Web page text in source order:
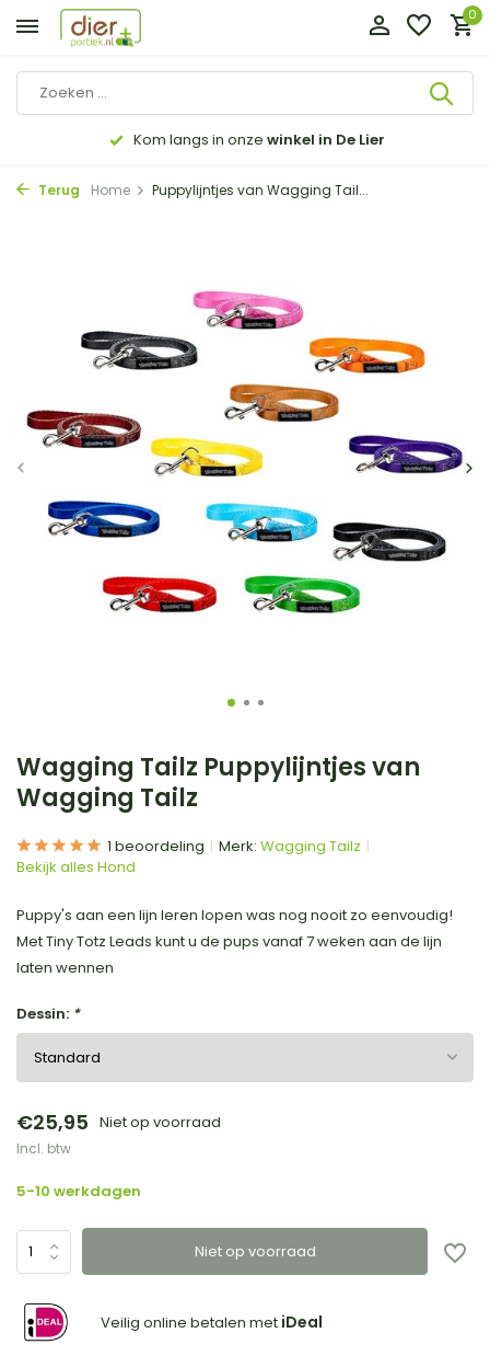
0
Kom langs in onze winkel in De Lier
Terug Home Puppylijntjes van Wagging Tail...
Wagging Tailz Puppylijntjes van
Wagging Tailz
1 beoordeling Merk: Wagging Tailz
Bekijk alles Hond
Puppy's aan een lijn leren lopen was nog nooit zo eenvoudig!
Met Tiny Totz Leads kunt u de pups vanaf 7 weken aan de lijn
laten wennen
Dessin: *
€25,95 Niet op voorraad
Incl. btw
5-10 werkdagen
Niet op voorraad
Veilig online betalen met iDeal